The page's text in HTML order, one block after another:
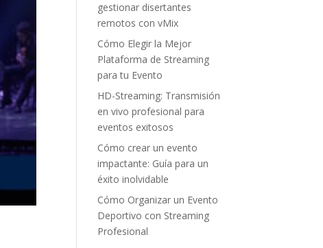
gestionar disertantes
remotos con vMix
Cómo Elegir la Mejor
Plataforma de Streaming
para tu Evento
HD-Streaming: Transmisión
en vivo profesional para
eventos exitosos
Cómo crear un evento
impactante: Guía para un
éxito inolvidable
Cómo Organizar un Evento
Deportivo con Streaming
Profesional